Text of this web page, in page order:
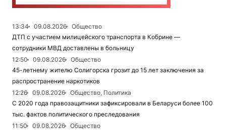
13:34 09.08.2026
Общество
ДТП с участием милицейского транспорта в Кобрине —
сотрудники МВД доставлены в больницу
12:50
09.08.2026
Общество
45-летнему жителю Солигорска грозит до 15 лет заключения за
распространение наркотиков
12:26
09.08.2026
Общество, Политика
С 2020 года правозащитники зафиксировали в Беларуси более 100
тыс. фактов политического преследования
11:50
09.08.2026
Общество